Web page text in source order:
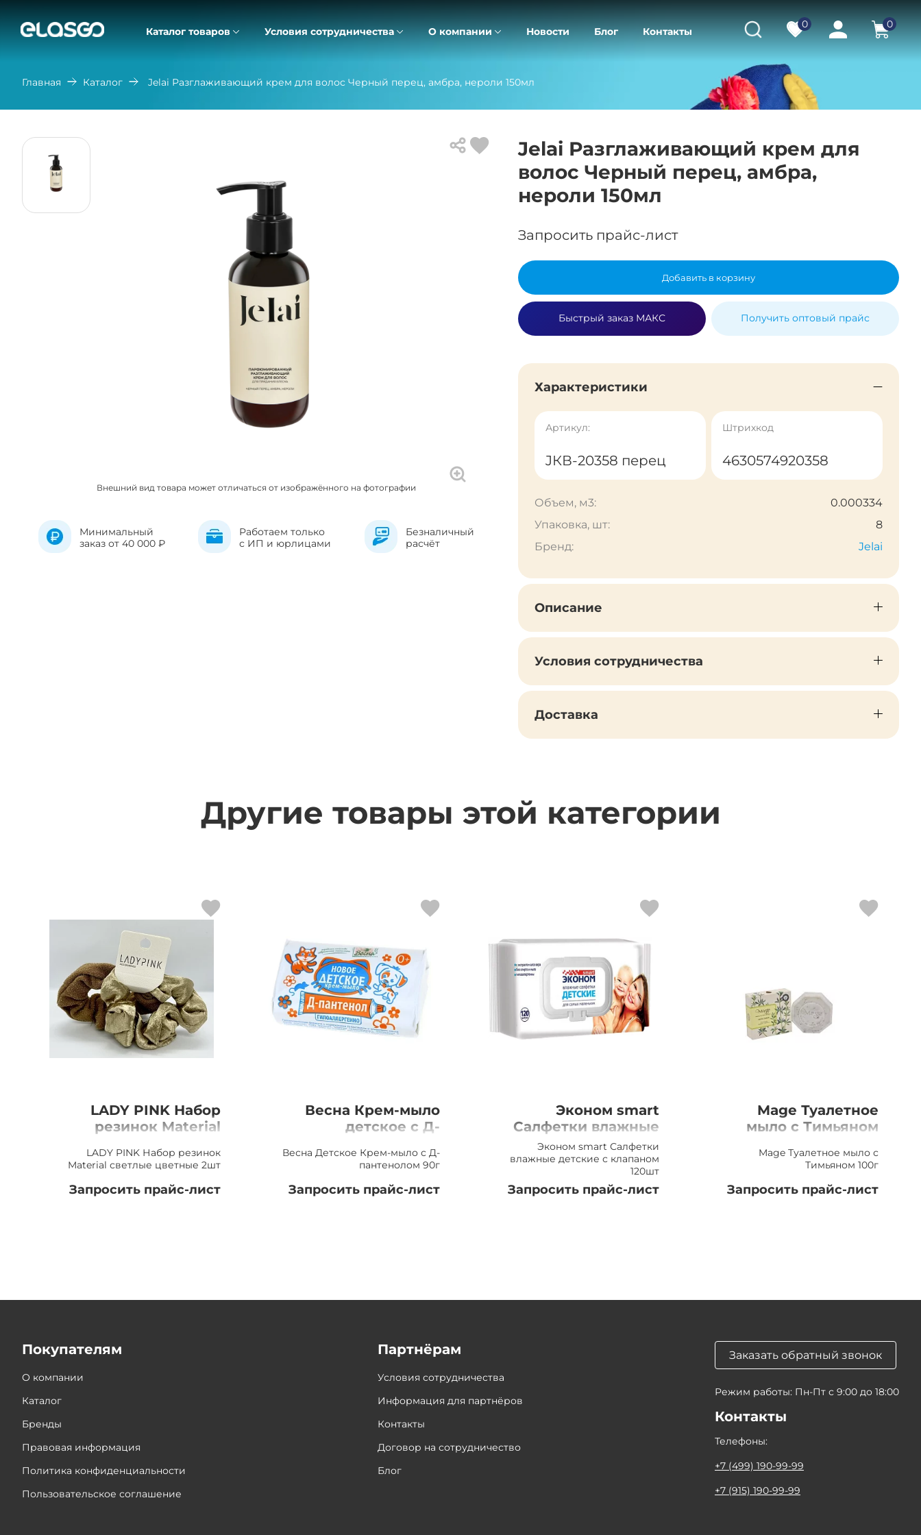
Каталог товаров Условия сотрудничества О компании Новости Блог Контакты
0 0
Главная Каталог Jelai Разглаживающий крем для волос Черный перец, амбра, нероли 150мл
Внешний вид товара может отличаться от изображённого на фотографии
Минимальный
заказ от 40 000 ₽
Работаем только
с ИП и юрлицами
Безналичный
расчёт
Jelai Разглаживающий крем для
волос Черный перец, амбра,
нероли 150мл
Запросить прайс-лист
Добавить в корзину
Быстрый заказ МАКС Получить оптовый прайс
Характеристики
Артикул:
JКВ-20358 перец
Штрихкод
4630574920358
Объем, м3:
0.000334
Упаковка, шт:
8
Бренд:
Jelai
Описание
Условия сотрудничества
Доставка
Другие товары этой категории
LADY PINK Набор
резинок Material
2шт
LADY PINK Набор резинок
Material светлые цветные 2шт
Запросить прайс-лист
Весна Крем-мыло
детское с Д-
Весна Детское Крем-мыло с Д-
пантенолом 90г
Запросить прайс-лист
Эконом smart
Салфетки влажные
детские с клапаном,
120шт*
Эконом smart Салфетки
влажные детские с клапаном
120шт
Запросить прайс-лист
Mage Туалетное
мыло с Тимьяном
Mage Туалетное мыло с
Тимьяном 100г
Запросить прайс-лист
Покупателям
О компании
Каталог
Бренды
Правовая информация
Политика конфиденциальности
Пользовательское соглашение
Партнёрам
Условия сотрудничества
Информация для партнёров
Контакты
Договор на сотрудничество
Блог
Заказать обратный звонок
Режим работы: Пн-Пт с 9:00 до 18:00
Контакты
Телефоны:
+7 (499) 190-99-99
+7 (915) 190-99-99